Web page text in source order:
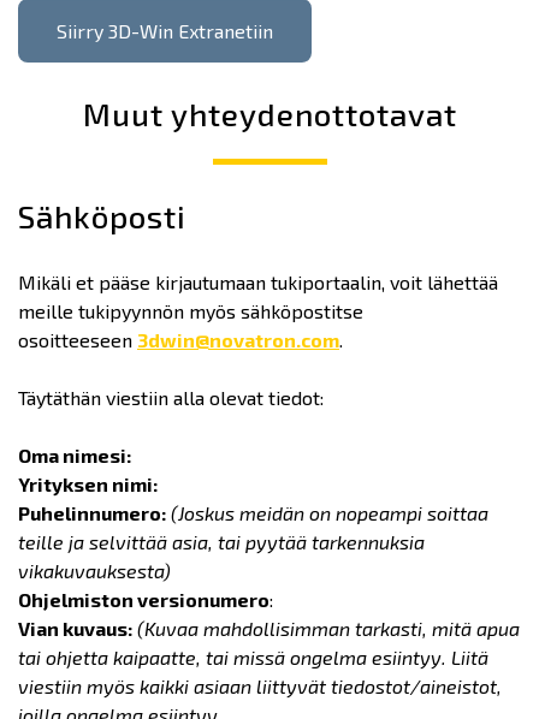
Siirry 3D-Win Extranetiin
Muut yhteydenottotavat
Sähköposti
Mikäli et pääse kirjautumaan tukiportaalin, voit lähettää
meille tukipyynnön myös sähköpostitse
osoitteeseen 3dwin@novatron.com.
Täytäthän viestiin alla olevat tiedot:
Oma nimesi:
Yrityksen nimi:
Puhelinnumero: (Joskus meidän on nopeampi soittaa
teille ja selvittää asia, tai pyytää tarkennuksia
vikakuvauksesta)
Ohjelmiston versionumero:
Vian kuvaus: (Kuvaa mahdollisimman tarkasti, mitä apua
tai ohjetta kaipaatte, tai missä ongelma esiintyy. Liitä
viestiin myös kaikki asiaan liittyvät tiedostot/aineistot,